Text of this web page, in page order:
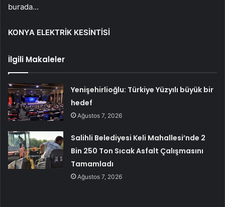
burada…
KONYA ELEKTRİK KESİNTİSİ
İlgili Makaleler
Yenişehirlioğlu: Türkiye Yüzyılı büyük bir
hedef
Ağustos 7, 2026
Salihli Belediyesi Keli Mahallesi’nde 2
Bin 250 Ton Sıcak Asfalt Çalışmasını
Tamamladı
Ağustos 7, 2026